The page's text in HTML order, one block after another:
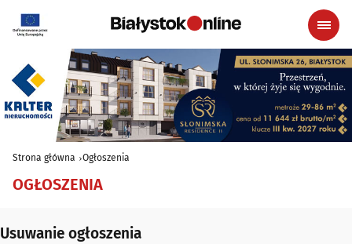
Strona główna Ogłoszenia
OGŁOSZENIA
Usuwanie ogłoszenia